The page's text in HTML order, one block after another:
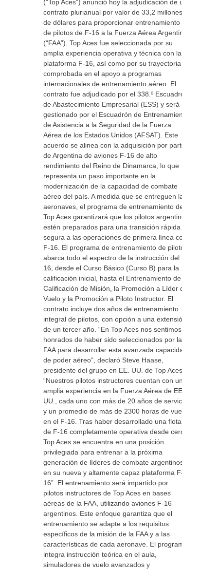
(“Top Aces”) anunció hoy la adjudicación de un
contrato plurianual por valor de 33,2 millones
de dólares para proporcionar entrenamiento
de pilotos de F-16 a la Fuerza Aérea Argentina
(“FAA”). Top Aces fue seleccionada por su
amplia experiencia operativa y técnica con la
plataforma F-16, así como por su trayectoria
comprobada en el apoyo a programas
internacionales de entrenamiento aéreo. El
contrato fue adjudicado por el 338.º Escuadrón
de Abastecimiento Empresarial (ESS) y será
gestionado por el Escuadrón de Entrenamiento
de Asistencia a la Seguridad de la Fuerza
Aérea de los Estados Unidos (AFSAT). Este
acuerdo se alinea con la adquisición por parte
de Argentina de aviones F-16 de alto
rendimiento del Reino de Dinamarca, lo que
representa un paso importante en la
modernización de la capacidad de combate
aéreo del país. A medida que se entreguen las
aeronaves, el programa de entrenamiento de
Top Aces garantizará que los pilotos argentinos
estén preparados para una transición rápida y
segura a las operaciones de primera línea con
F-16. El programa de entrenamiento de pilotos
abarca todo el espectro de la instrucción del F-
16, desde el Curso Básico (Curso B) para la
calificación inicial, hasta el Entrenamiento de
Calificación de Misión, la Promoción a Líder de
Vuelo y la Promoción a Piloto Instructor. El
contrato incluye dos años de entrenamiento
integral de pilotos, con opción a una extensión
de un tercer año. “En Top Aces nos sentimos
honrados de haber sido seleccionados por la
FAA para desarrollar esta avanzada capacidad
de poder aéreo”, declaró Steve Haase,
presidente del grupo en EE. UU. de Top Aces.
“Nuestros pilotos instructores cuentan con una
amplia experiencia en la Fuerza Aérea de EE.
UU., cada uno con más de 20 años de servicio
y un promedio de más de 2300 horas de vuelo
en el F-16. Tras haber desarrollado una flota
de F-16 completamente operativa desde cero,
Top Aces se encuentra en una posición
privilegiada para entrenar a la próxima
generación de líderes de combate argentinos
en su nueva y altamente capaz plataforma F-
16”. El entrenamiento será impartido por
pilotos instructores de Top Aces en bases
aéreas de la FAA, utilizando aviones F-16
argentinos. Este enfoque garantiza que el
entrenamiento se adapte a los requisitos
específicos de la misión de la FAA y a las
características de cada aeronave. El programa
integra instrucción teórica en el aula,
simuladores de vuelo avanzados y